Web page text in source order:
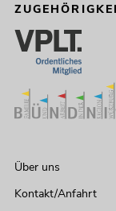
Über uns
Kontakt/Anfahrt